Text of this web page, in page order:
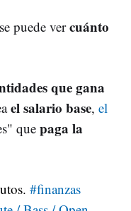
puede vercuánto
que gana
el salario base, el
que paga la
#finanzas